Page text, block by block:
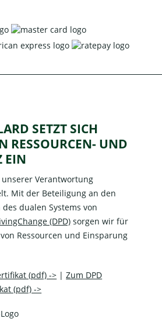
SETZT SICH
RESSOURCEN- UND
EIN
Verantwortung
Mit der Beteiligung an den
dualen Systems von
(DPD) sorgen wir für
Ressourcen und Einsparung
(pdf) -> |Zum DPD
(pdf) ->